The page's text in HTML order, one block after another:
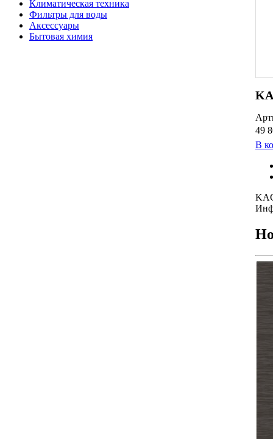
49
В
Климатическая техника
Фильтры для воды
Аксессуары
Бытовая химия